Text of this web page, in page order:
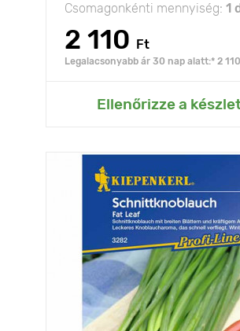
Csomagonkénti mennyiség: 1
2 110 Ft
Legalacsonyabb ár 30 nap alatt:* 2
Ellenőrizze a